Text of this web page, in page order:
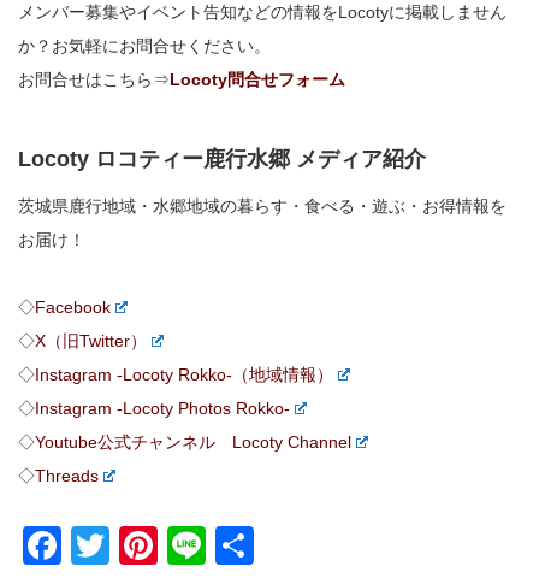
メンバー募集やイベント告知などの情報をLocotyに掲載しません
か？お気軽にお問合せください。
お問合せはこちら⇒Locoty問合せフォーム
Locoty ロコティー鹿行水郷 メディア紹介
茨城県鹿行地域・水郷地域の暮らす・食べる・遊ぶ・お得情報を
お届け！
◇Facebook
◇X（旧Twitter）
◇Instagram -Locoty Rokko-（地域情報）
◇Instagram -Locoty Photos Rokko-
◇Youtube公式チャンネル Locoty Channel
◇Threads
Facebook
Twitter
Pinterest
Line